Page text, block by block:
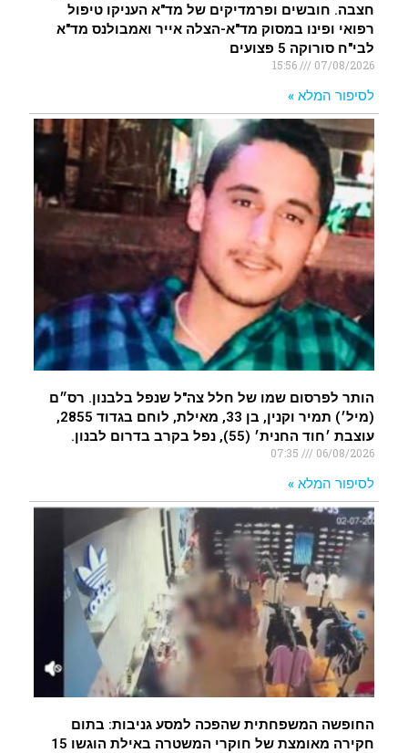
חצבה. חובשים ופרמדיקים של מד"א העניקו טיפול
רפואי ופינו במסוק מד"א-הצלה אייר ואמבולנס מד"א
לבי"ח סורוקה 5 פצועים
07/08/2026
15:56
לסיפור המלא »
הותר לפרסום שמו של חלל צה"ל שנפל בלבנון. רס״ם
(מיל׳) תמיר וקנין, בן 33, מאילת, לוחם בגדוד 2855,
עוצבת ׳חוד החנית׳ (55), נפל בקרב בדרום לבנון.
06/08/2026
לסיפור המלא »
החופשה המשפחתית שהפכה למסע גניבות: בתום
חקירה מאומצת של חוקרי המשטרה באילת הוגשו 15